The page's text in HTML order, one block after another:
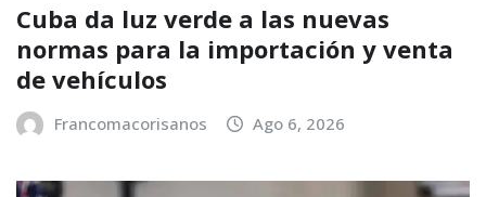
Cuba da luz verde a las nuevas
normas para la importación y venta
de vehículos
Francomacorisanos Ago 6, 2026